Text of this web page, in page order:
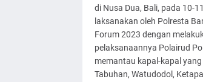
di Nusa Dua, Bali, pada 10-
laksanakan oleh Polresta
Forum 2023 dengan
pelaksanaannya Polairud
memantau kapal-kapal
Tabuhan, Watudodol,